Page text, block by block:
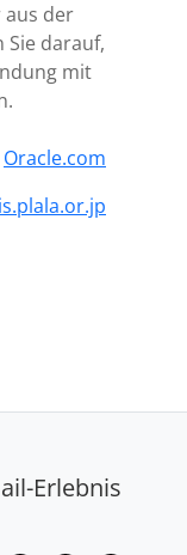
aus der
Sie darauf,
mit
Oracle.com
Erlebnis